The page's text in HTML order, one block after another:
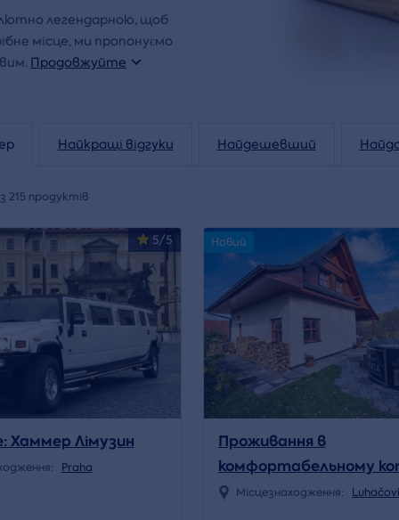
легендарною, щоб
місце, ми пропонуємо
Продовжуйте
Найкращі відгуки Найдешевший
215 продуктів
5/5
Хаммер Лімузин
Praha
Новий
Проживання в
комфортабельному
необмеженим
Місцезнаходження: